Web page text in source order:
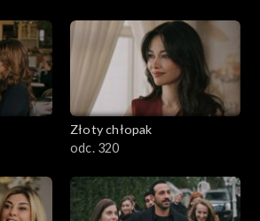
Złoty chłopak
odc. 320